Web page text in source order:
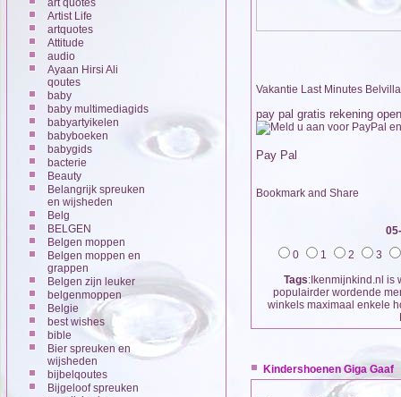
Artist Life
artquotes
Attitude
audio
Ayaan Hirsi Ali
qoutes
baby
baby multimediagids
babyartyikelen
babyboeken
babygids
bacterie
Beauty
Belangrijk spreuken
en wijsheden
Belg
BELGEN
Belgen moppen
Belgen moppen en
grappen
Belgen zijn leuker
belgenmoppen
Belgie
best wishes
bible
Bier spreuken en
wijsheden
bijbelqoutes
Bijgeloof spreuken
Vakantie Last Minutes Belvilla
pay pal gratis rekening
Pay Pal
0
1 2
3
Tags:Ikenmijnkind.nl is
populairder wordende
winkels maximaal enkele
Kindershoenen Giga Gaaf